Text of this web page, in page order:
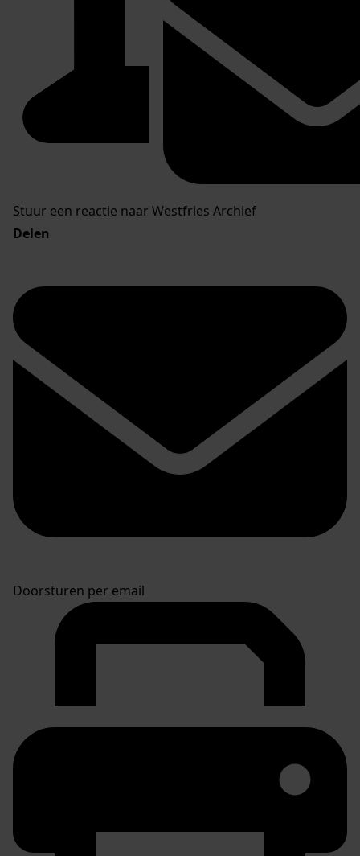
Stuur een reactie naar Westfries Archief
Delen
Doorsturen per email